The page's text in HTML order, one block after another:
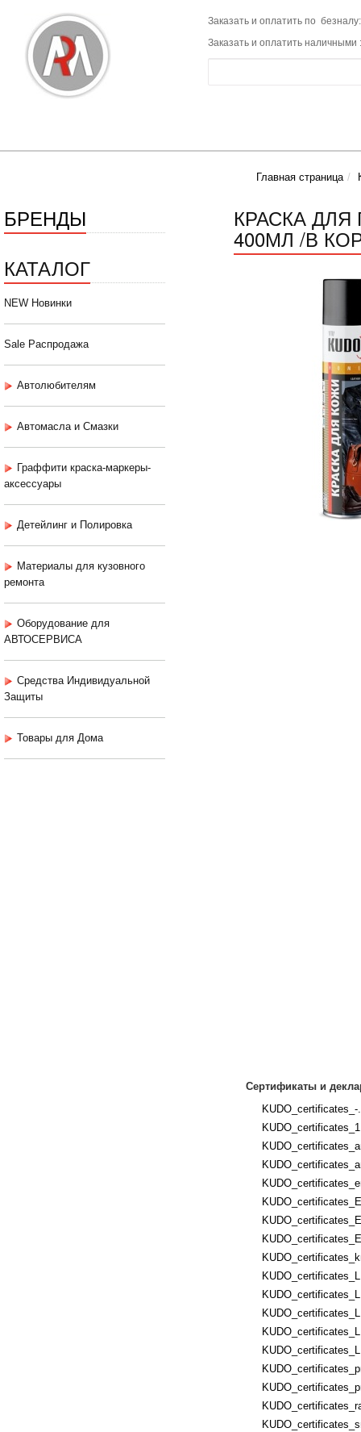
Заказать и оплатить по
Заказать и оплатить наличными
Главная страница
БРЕНДЫ
КАТАЛОГ
NEW Новинки
Sale Распродажа
Автолюбителям
Автомасла и Смазки
Граффити краска-маркеры-
аксессуары
Детейлинг и Полировка
Материалы для кузовного
ремонта
Оборудование для
АВТОСЕРВИСА
Средства Индивидуальной
Защиты
Товары для Дома
КРАСКА ДЛЯ
400МЛ /В
Сертификаты и
KUDO_certificates_-